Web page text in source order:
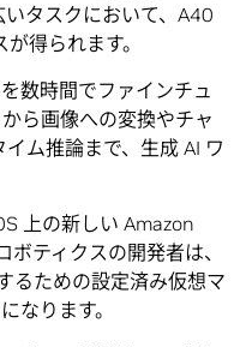
タスクにおいて、A40
得られます。
数時間でファインチュ
ら画像への変換やチャ
ム推論まで、生成 AI ワ
上の新しい Amazon
ティクスの開発者は、
るための設定済み仮想マ
なります。